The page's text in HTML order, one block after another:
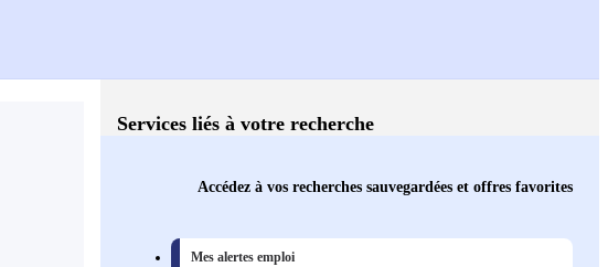
Services liés à votre recherche
Accédez à vos recherches sauvegardées et offres favorites
Mes alertes emploi